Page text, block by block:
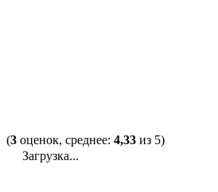
(3 оценок, среднее: 4,33 из 5)
Загрузка...